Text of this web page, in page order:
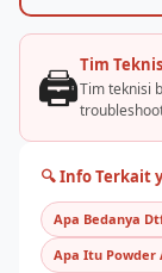
🖨️Tim
Tim teknisi
🔍 Info Terkait
Apa Bedanya
Apa Itu Powder